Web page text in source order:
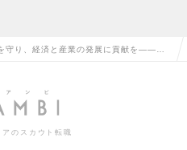
守り、経済と産業の発展に貢献を――経
のスカウト転職